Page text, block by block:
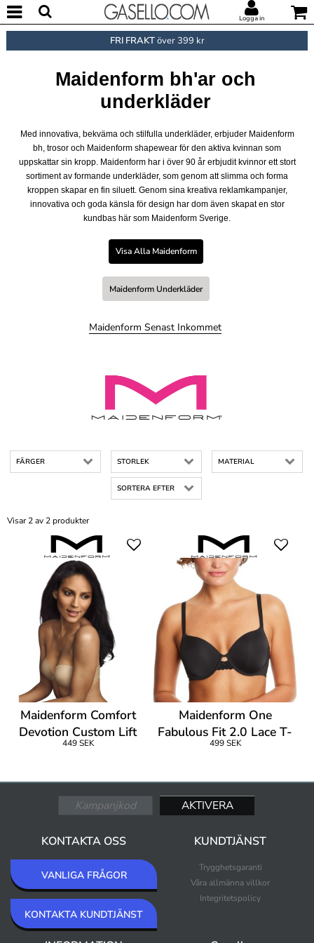
Logga in
FRI FRAKTöver 399 kr
Maidenform bh'ar och
underkläder
Med innovativa, bekväma och stilfulla underkläder, erbjuder Maidenform
bh, trosor och Maidenform shapewear för den aktiva kvinnan som
uppskattar sin kropp. Maidenform har i över 90 år erbjudit kvinnor ett stort
sortiment av formande underkläder, som genom att slimma och forma
kroppen skapar en fin siluett. Genom sina kreativa reklamkampanjer,
innovativa och goda känsla för design har dom även skapat en stor
kundbas här som Maidenform Sverige.
Visa Alla Maidenform
Maidenform Underkläder
Maidenform Senast Inkommet
FÄRGER STORLEK MATERIAL
SORTERA EFTER
Visar 2 av 2 produkter
Maidenform Comfort
Devotion Custom Lift
Strapless
449 SEK
Maidenform One
Fabulous Fit 2.0 Lace T-
Shirt Bra
499 SEK
KONTAKTA OSS
VANLIGA FRÅGOR
KONTAKTA KUNDTJÄNST
KUNDTJÄNST
Trygghetsgaranti
Våra allmänna villkor
Integritetspolicy